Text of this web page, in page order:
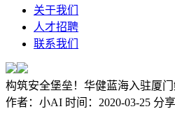
关于我们
人才招聘
联系我们
构筑安全堡垒！华健蓝海入驻厦门
作者： 小AI 时间： 2020-03-25 分